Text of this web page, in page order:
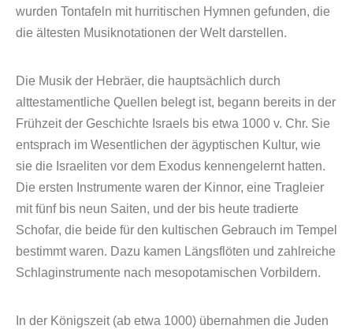
wurden Tontafeln mit hurritischen Hymnen gefunden, die
die ältesten Musiknotationen der Welt darstellen.
Die Musik der Hebräer, die hauptsächlich durch
alttestamentliche Quellen belegt ist, begann bereits in der
Frühzeit der Geschichte Israels bis etwa 1000 v. Chr. Sie
entsprach im Wesentlichen der ägyptischen Kultur, wie
sie die Israeliten vor dem Exodus kennengelernt hatten.
Die ersten Instrumente waren der Kinnor, eine Tragleier
mit fünf bis neun Saiten, und der bis heute tradierte
Schofar, die beide für den kultischen Gebrauch im Tempel
bestimmt waren. Dazu kamen Längsflöten und zahlreiche
Schlaginstrumente nach mesopotamischen Vorbildern.
In der Königszeit (ab etwa 1000) übernahmen die Juden